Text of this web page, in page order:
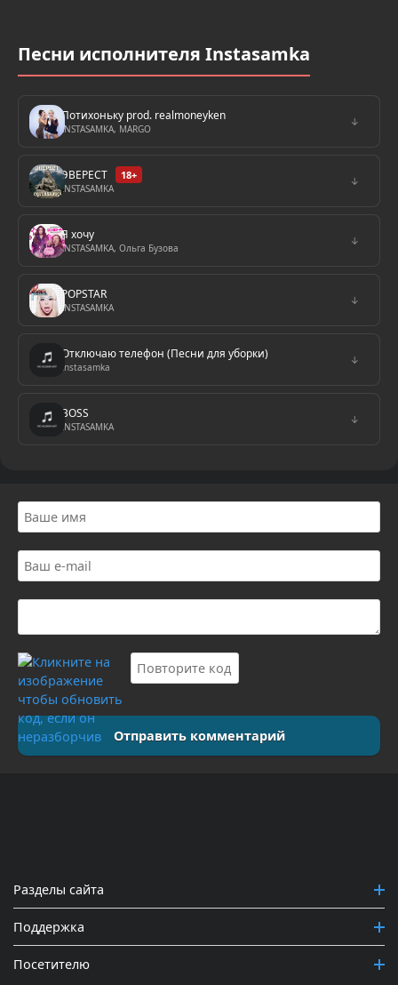
Песни исполнителя Instasamka
Потихоньку prod. realmoneyken
INSTASAMKA, MARGO
↓
ЭВЕРЕСТ 18+
INSTASAMKA
↓
Я хочу
INSTASAMKA, Ольга Бузова
↓
POPSTAR
INSTASAMKA
↓
Отключаю телефон (Песни для уборки)
Instasamka
↓
BOSS
INSTASAMKA
↓
Отправить комментарий
Разделы сайта
Поддержка
Посетителю